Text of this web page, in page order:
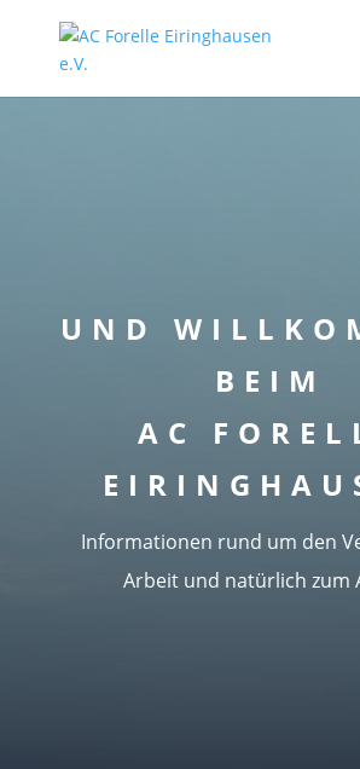
UND
BEIM
AC
Informationen rund um den
Arbeit und natürlich zum